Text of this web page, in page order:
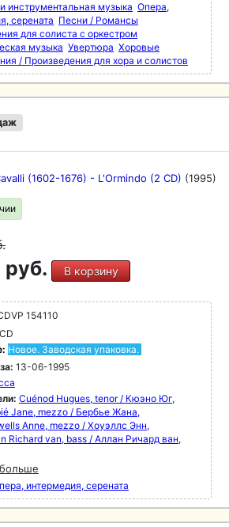
инструментальная музыка Опера,
серената Песни / Романсы
для солиста с оркестром
музыка Увертюра Хоровые
/ Произведения для хора и солистов
(1602-1676) - L'Ormindo (2 CD) (1995)
руб. В корзину
154110
Новое. Заводская упаковка.
13-06-1995
Cuénod Hugues, tenor / Кюэно Юг,
Jane, mezzo / Бербье Жана,
Anne, mezzo / Хоуэллс Энн,
Richard van, bass / Аллан Ричард ван,
интермедия, серената